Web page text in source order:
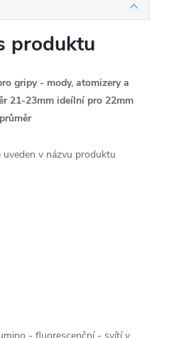
produktu
gripy - mody, atomizery a
21-23mm ideílní pro 22mm
průměr
uveden v názvu produktu